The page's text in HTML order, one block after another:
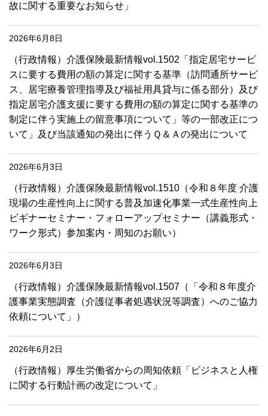
故に関する重要なお知らせ」
2026年6月8日
（行政情報）介護保険最新情報vol.1502「指定居宅サービ
スに要する費用の額の算定に関する基準（訪問通所サービ
ス、居宅療養管理指導及び福祉用具貸与に係る部分）及び
指定居宅介護支援に要する費用の額の算定に関する基準の
制定に伴う実施上の留意事項について」等の一部改正につ
いて」及び当該通知の発出に伴うＱ＆Ａの発出について
2026年6月3日
（行政情報）介護保険最新情報vol.1510（令和８年度 介護
現場の生産性向上に関する普及加速化事業一式生産性向上
ビギナーセミナー・フォローアップセミナー（講義形式・
ワーク形式）参加案内・周知のお願い）
2026年6月3日
（行政情報）介護保険最新情報vol.1507（「令和８年度介
護事業実態調査（介護従事者処遇状況等調査）へのご協力
依頼について」）
2026年6月2日
（行政情報）厚生労働省からの周知依頼「ビジネスと人権
に関する行動計画の改定について」